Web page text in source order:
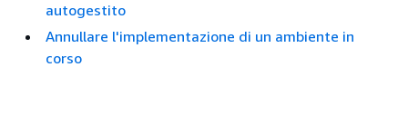
autogestito
Annullare l'implementazione di un ambiente in
corso